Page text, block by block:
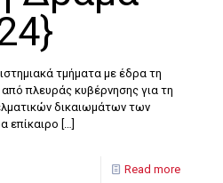
τμήματα με έδρα τη
πλευράς κυβέρνησης για τη
δικαιωμάτων των
επίκαιρο […]
Read more